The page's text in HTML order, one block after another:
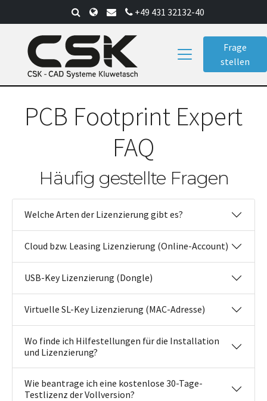
to
content
+49 431 32132-40
Frage
stellen
PCB Footprint Expert
FAQ
Häufig gestellte Fragen
Welche Arten der Lizenzierung gibt es?
Cloud bzw. Leasing Lizenzierung (Online-Account)
USB-Key Lizenzierung (Dongle)
Virtuelle SL-Key Lizenzierung (MAC-Adresse)
Wo finde ich Hilfestellungen für die Installation
und Lizenzierung?
Wie beantrage ich eine kostenlose 30-Tage-
Testlizenz der Vollversion?